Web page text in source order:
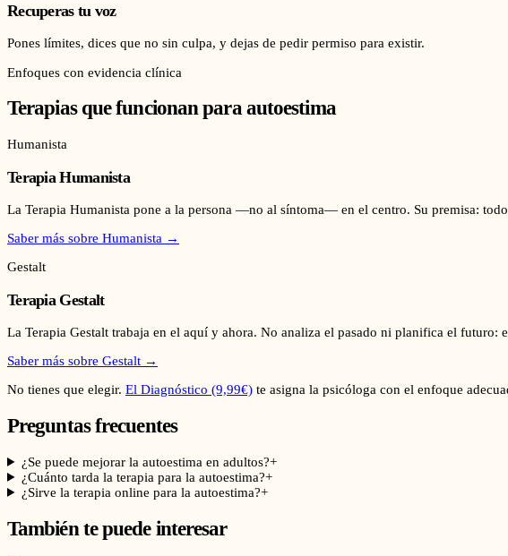
Recuperas tu voz
Pones límites, dices que no sin culpa, y dejas de pedir permiso para existir.
Enfoques con evidencia clínica
Terapias que funcionan paraautoestima
Humanista
Terapia Humanista
La Terapia Humanista pone a la persona —no al síntoma— en el centro. Su premisa:
Saber más sobre Humanista →
Gestalt
Terapia Gestalt
La Terapia Gestalt trabaja en el aquí y ahora. No analiza el pasado ni planifica el futuro:
Saber más sobre Gestalt →
No tienes que elegir. El Diagnóstico (9,99€) te asigna la psicóloga con el enfoque
Preguntas frecuentes
¿Se puede mejorar la autoestima en adultos?+
¿Cuánto tarda la terapia para la autoestima?+
¿Sirve la terapia online para la autoestima?+
También te puede interesar